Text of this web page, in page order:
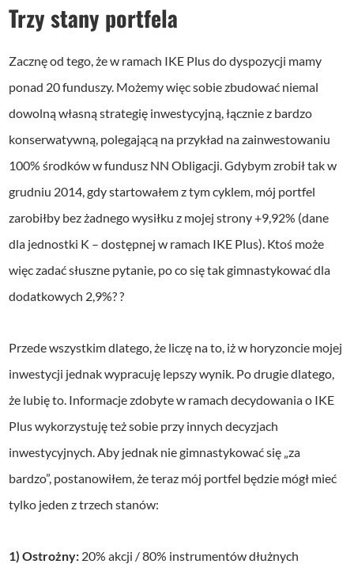
Trzy stany portfela
Zacznę od tego, że w ramach IKE Plus do dyspozycji mamy
ponad 20 funduszy. Możemy więc sobie zbudować niemal
dowolną własną strategię inwestycyjną, łącznie z bardzo
konserwatywną, polegającą na przykład na zainwestowaniu
100% środków w fundusz NN Obligacji. Gdybym zrobił tak w
grudniu 2014, gdy startowałem z tym cyklem, mój portfel
zarobiłby bez żadnego wysiłku z mojej strony +9,92% (dane
dla jednostki K – dostępnej w ramach IKE Plus). Ktoś może
więc zadać słuszne pytanie, po co się tak gimnastykować dla
dodatkowych 2,9%? ?
Przede wszystkim dlatego, że liczę na to, iż w horyzoncie mojej
inwestycji jednak wypracuję lepszy wynik. Po drugie dlatego,
że lubię to. Informacje zdobyte w ramach decydowania o IKE
Plus wykorzystuję też sobie przy innych decyzjach
inwestycyjnych. Aby jednak nie gimnastykować się „za
bardzo”, postanowiłem, że teraz mój portfel będzie mógł mieć
tylko jeden z trzech stanów:
1) Ostrożny: 20% akcji / 80% instrumentów dłużnych